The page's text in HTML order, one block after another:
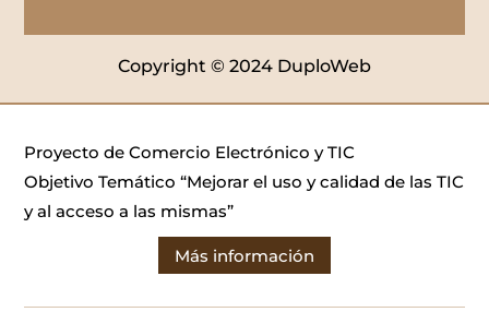
Copyright © 2024 DuploWeb
Proyecto de Comercio Electrónico y TIC
Objetivo Temático “Mejorar el uso y calidad de las TIC
y al acceso a las mismas”
Más información